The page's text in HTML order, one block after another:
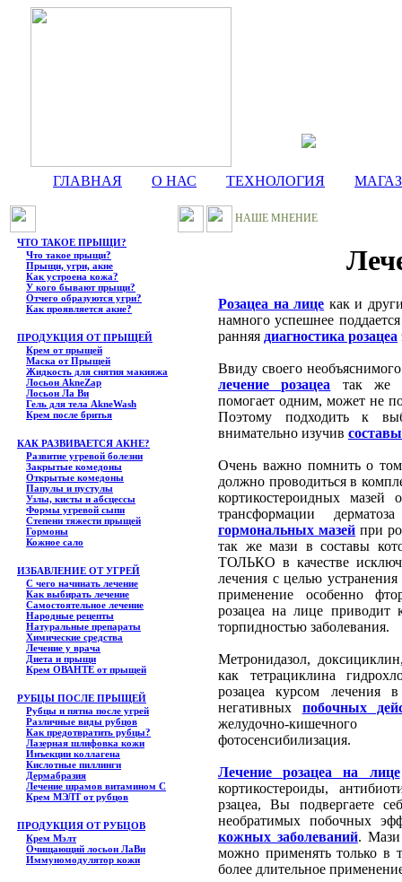
ГЛАВНАЯ О НАС ТЕХНОЛОГИЯ
ЧТО ТАКОЕ ПРЫЩИ?
Что такое прыщи?
Прыщи, угри, акне
Как устроена кожа?
У кого бывают прыщи?
Отчего образуются угри?
Как проявляется акне?
ПРОДУКЦИЯ ОТ ПРЫЩЕЙ
Крем от прыщей
Маска от Прыщей
Жидкость для снятия макияжа
Лосьон AkneZap
Лосьон Ла Ви
Гель для тела АkneWash
Крем после бритья
КАК РАЗВИВАЕТСЯ АКНЕ?
Развитие угревой болезни
Закрытые комедоны
Открытые комедоны
Папулы и пустулы
Узлы, кисты и абсцессы
Формы угревой сыпи
Степени тяжести прыщей
Гормоны
Кожное сало
ИЗБАВЛЕНИЕ ОТ УГРЕЙ
С чего начинать лечение
Как выбирать лечение
Самостоятельное лечение
Народные рецепты
Натуральные препараты
Химические средства
Лечение у врача
Диета и прыщи
Крем ОВАНТЕ от прыщей
РУБЦЫ ПОСЛЕ ПРЫЩЕЙ
Рубцы и пятна после угрей
Различные виды рубцов
Как предотвратить рубцы?
Лазерная шлифовка кожи
Инъекции коллагена
Кислотные пиллинги
Дермабразия
Лечение шрамов витамином С
Крем МЭЛТ от рубцов
ПРОДУКЦИЯ ОТ РУБЦОВ
Крем Мэлт
Очищающий лосьон ЛаВи
Иммуномодулятор кожи
НАШЕ МНЕНИЕ
Розацеа на лице как и
намного успешнее
ранняя диагностика розацеа
Ввиду своего
лечение розацеа так же
помогает одним, может не
Поэтому подходить к
внимательно изучив составы
Очень важно помнить о
должно проводиться в
кортикостероидных
трансформации
гормональных мазей при
так же мази в составы
ТОЛЬКО в качестве
лечения с целью устранения
применение особенно
розацеа на лице приводит
торпидностью заболевания.
Метронидазол,
как тетрациклина
розацеа курсом лечения
негативных побочных
желудочно-
фотосенсибилизация.
Лечение розацеа на лице
кортикостероиды,
рзацеа, Вы подвергаете
необратимых побочных
кожных заболеваний. Мази
можно применять только в
более длительное